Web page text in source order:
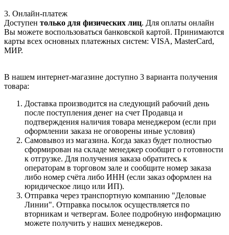
3. Онлайн-платеж
Доступен только для физических лиц. Для оплаты онлайн
Вы можете воспользоваться банковской картой. Принимаются
карты всех основных платежных систем: VISA, MasterCard,
МИР.
В нашем интернет-магазине доступно 3 варианта получения
товара:
Доставка производится на следующий рабочий день
после поступления денег на счет Продавца и
подтверждения наличия товара менеджером (если при
оформлении заказа не оговорены иные условия)
Самовывоз из магазина. Когда заказ будет полностью
сформирован на складе менеджер сообщит о готовности
к отгрузке. Для получения заказа обратитесь к
операторам в торговом зале и сообщите номер заказа
либо номер счёта либо ИНН (если заказ оформлен на
юридическое лицо или ИП).
Отправка через транспортную компанию "Деловые
Линии". Отправка посылок осуществляется по
вторникам и четвергам. Более подробную информацию
можете получить у наших менеджеров.